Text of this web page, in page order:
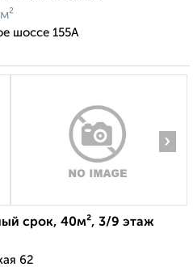
шоссе 155А
›
срок, 40м², 3/9 этаж
62